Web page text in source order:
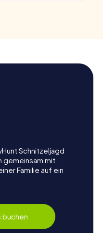
Schnitzeljagd
mit
Familie auf ein
buchen